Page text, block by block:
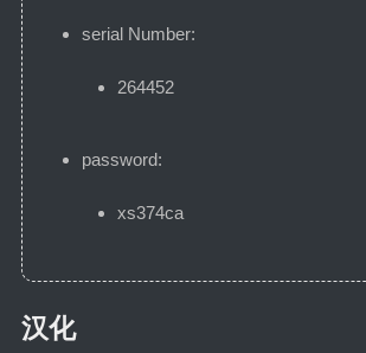
serial Number:
264452
password:
xs374ca
汉化